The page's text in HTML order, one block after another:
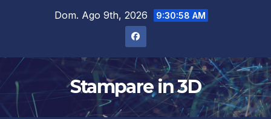
Dom. Ago 9th, 2026 9:30:59 AM
Stampare in 3D